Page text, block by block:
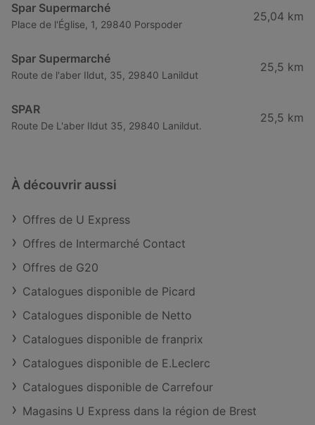
Spar Supermarché
Place de l'Église, 1, 29840 Porspoder
25,04 km
Spar Supermarché
Route de l'aber Ildut, 35, 29840 Lanildut
25,5 km
SPAR
Route De L'aber Ildut 35, 29840 Lanildut.
25,5 km
À découvrir aussi
Offres de U Express
Offres de Intermarché Contact
Offres de G20
Catalogues disponible de Picard
Catalogues disponible de Netto
Catalogues disponible de franprix
Catalogues disponible de E.Leclerc
Catalogues disponible de Carrefour
Magasins U Express dans la région de Brest